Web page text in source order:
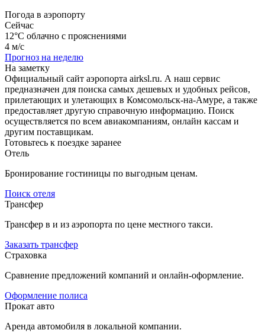
Погода в аэропорту
Сейчас
12°C облачно с прояснениями
4 м/с
Прогноз на неделю
На заметку
Официальный сайт аэропорта airksl.ru. А наш сервис
предназначен для поиска самых дешевых и удобных рейсов,
прилетающих и улетающих в Комсомольск-на-Амуре, а также
предоставляет другую справочную информацию. Поиск
осуществляется по всем авиакомпаниям, онлайн кассам и
другим поставщикам.
Готовьтесь к поездке заранее
Отель
Бронирование гостиницы по выгодным ценам.
Поиск отеля
Трансфер
Трансфер в и из аэропорта по цене местного такси.
Заказать трансфер
Страховка
Сравнение предложений компаний и онлайн-оформление.
Оформление полиса
Прокат авто
Аренда автомобиля в локальной компании.